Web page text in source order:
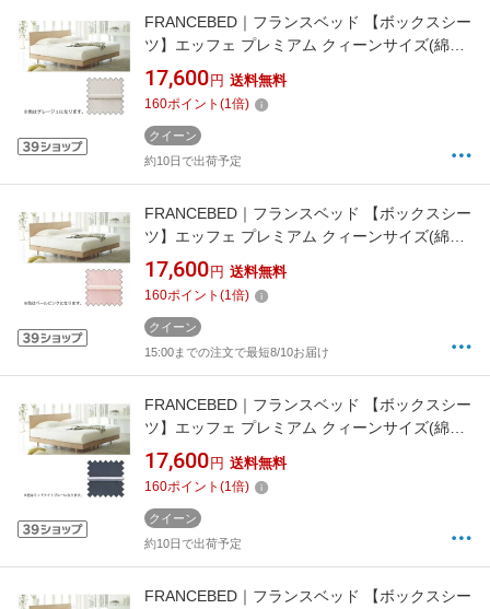
FRANCEBED｜フランスベッド 【ボックスシー
ツ】エッフェ プレミアム クィーンサイズ(綿
100%/170×195×40cm/グレージュ) フランスベ
ッド
17,600 円 送料無料
160ポイント (1倍)
クイーン
約10日で出荷予定
FRANCEBED｜フランスベッド 【ボックスシー
ツ】エッフェ プレミアム クィーンサイズ(綿
100%/170×195×40cm/ペールピンク) フランス
ベッド
17,600 円 送料無料
160ポイント (1倍)
クイーン
15:00までの注文で最短8/10お届け
FRANCEBED｜フランスベッド 【ボックスシー
ツ】エッフェ プレミアム クィーンサイズ(綿
100%/170×195×40cm/ミッドナイトブルー) フ
ランスベッド
17,600 円 送料無料
160ポイント (1倍)
クイーン
約10日で出荷予定
FRANCEBED｜フランスベッド 【ボックスシー